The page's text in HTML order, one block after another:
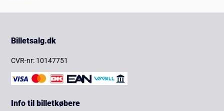
Billetsalg.dk
CVR-nr: 10147751
Info til billetkøbere